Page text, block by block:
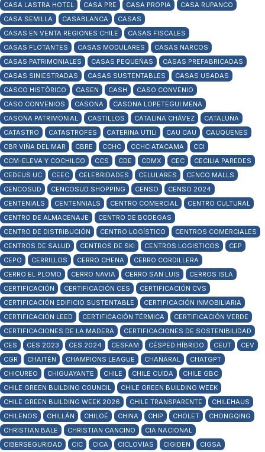
CASA LASTRA HOTEL
CASA PRE CASA PROPIA
CASA RUPANCO
CASA SEMILLA
CASABLANCA
CASAS
CASAS EN VENTA REGIONES CHILE
CASAS FISCALES
CASAS FLOTANTES
CASAS MODULARES
CASAS NARCOS
CASAS PATRIMONIALES
CASAS PEQUEÑAS
CASAS PREFABRICADAS
CASAS SINIESTRADAS
CASAS SUSTENTABLES
CASAS USADAS
CASCO HISTÓRICO
CASEN CASH
CASO CONVENIO
CASO CONVENIOS
CASONA
CASONA LOPETEGUI MENA
CASONA PATRIMONIAL
CASTILLOS CATALINA CHÁVEZ
CATALUÑA
CATASTRO
CATASTROFES CATERINA UTILI CAU CAU
CAUQUENES
CBR VIÑA DEL MAR
CBRE CCHC CCHC ATACAMA
CCI
CCM-ELEVA Y COCHILCO
CCS CDE CDMX CEC
CECILIA PAREDES
CEDEUS UC
CEEC CELEBRIDADES CELULARES
CENCO MALLS
CENCOSUD
CENCOSUD SHOPPING CENSO
CENSO 2024
CENTENIALS
CENTENNIALS CENTRO COMERCIAL
CENTRO CULTURAL
CENTRO DE ALMACENAJE
CENTRO DE BODEGAS
CENTRO DE DISTRIBUCIÓN
CENTRO LOGÍSTICO
CENTROS COMERCIALES
CENTROS DE SALUD
CENTROS DE SKI CENTROS LOGISTICOS
CEP
CEPO
CERRILLOS CERRO CHENA
CERRO CORDILLERA
CERRO EL PLOMO
CERRO NAVIA CERRO SAN LUIS
CERROS ISLA
CERTIFICACIÓN
CERTIFICACIÓN CES
CERTIFICACIÓN CVS
CERTIFICACIÓN EDIFICIO SUSTENTABLE
CERTIFICACIÓN INMOBILIARIA
CERTIFICACIÓN LEED
CERTIFICACIÓN TÉRMICA
CERTIFICACIÓN VERDE
CERTIFICACIONES DE LA MADERA
CERTIFICACIONES DE SOSTENIBILIDAD
CES
CES 2023 CES 2024 CESFAM CÉSPED HÍBRIDO CEUT
CEV
CGR
CHAITÉN CHAMPIONS LEAGUE CHAÑARAL
CHATGPT
CHICUREO
CHIGUAYANTE CHILE CHILE CUIDA
CHILE GBC
CHILE GREEN BUILDING COUNCIL
CHILE GREEN BUILDING WEEK
CHILE GREEN BUILDING WEEK 2026
CHILE TRANSPARENTE
CHILEHAUS
CHILENOS
CHILLÁN CHILOÉ CHINA CHIP CHOLET
CHONGQING
CHRISTIAN BALE
CHRISTIAN CANCINO
CIA NACIONAL
CIBERSEGURIDAD
CIC CICA CICLOVÍAS CIGIDEN
CIGSA